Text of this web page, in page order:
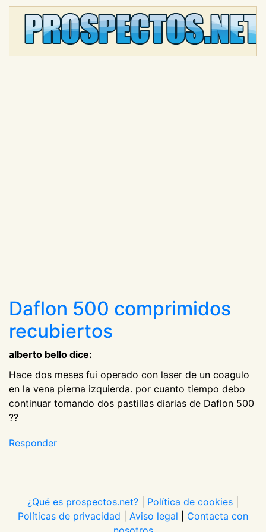
Daflon 500 comprimidos
recubiertos
alberto bello dice:
Hace dos meses fui operado con laser de un coagulo
en la vena pierna izquierda. por cuanto tiempo debo
continuar tomando dos pastillas diarias de Daflon 500
??
Responder
¿Qué es prospectos.net? Política de cookies
Políticas de privacidad
Aviso legal
Contacta con